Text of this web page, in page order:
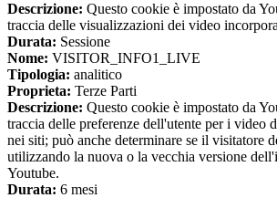
Descrizione: Questo cookie è impostato da
traccia delle visualizzazioni dei video
Durata: Sessione
Nome: VISITOR_INFO1_LIVE
Tipologia: analitico
Proprieta: Terze Parti
Descrizione: Questo cookie è impostato da
traccia delle preferenze dell'utente per i video
nei siti; può anche determinare se il visitatore
utilizzando la nuova o la vecchia versione
Youtube.
Durata: 6 mesi